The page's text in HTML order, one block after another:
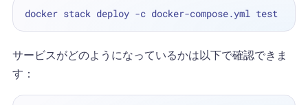
サービスがどのようになっているかは以下で確認できま
す：